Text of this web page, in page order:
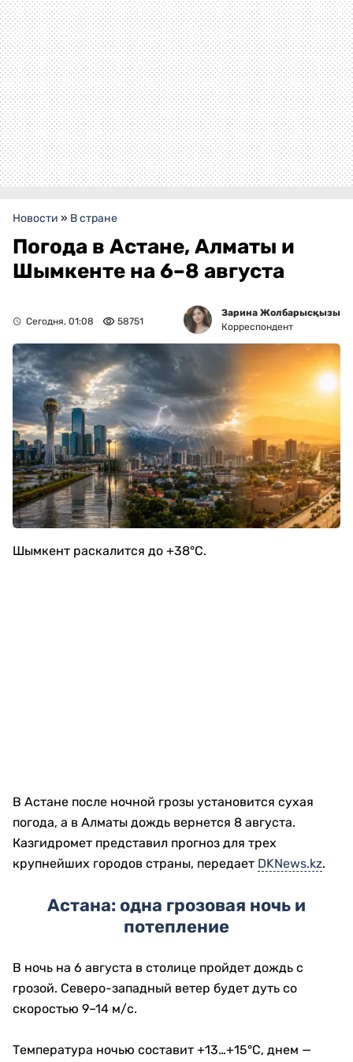
Новости » В стране
Погода в Астане, Алматы и
Шымкенте на 6–8 августа
Сегодня, 01:08 58751
Зарина Жолбарысқызы
Корреспондент
Шымкент раскалится до +38°C.
В Астане после ночной грозы установится сухая
погода, а в Алматы дождь вернется 8 августа.
Казгидромет представил прогноз для трех
крупнейших городов страны, передает DKNews.kz.
Астана: одна грозовая ночь и
потепление
В ночь на 6 августа в столице пройдет дождь с
грозой. Северо-западный ветер будет дуть со
скоростью 9–14 м/с.
Температура ночью составит +13…+15°C, днем —